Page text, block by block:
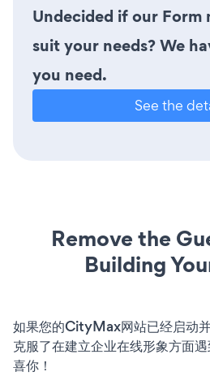
Undecided if our Form
suit your needs? We
you need.
See the
Remove the
Building
如果您的CityMax网站已经启动
克服了在建立企业在线形象方面
喜你！